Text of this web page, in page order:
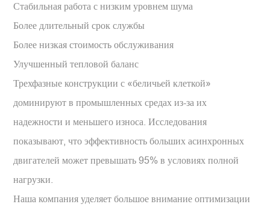
Стабильная работа с низким уровнем шума
Более длительный срок службы
Более низкая стоимость обслуживания
Улучшенный тепловой баланс
Трехфазные конструкции с «беличьей клеткой»
доминируют в промышленных средах из-за их
надежности и меньшего износа. Исследования
показывают, что эффективность больших асинхронных
двигателей может превышать 95% в условиях полной
нагрузки.
Наша компания уделяет большое внимание оптимизации